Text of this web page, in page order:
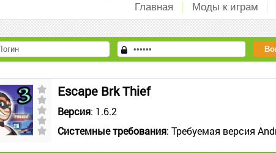
Главная Моды к играм
Escape Brk Thief
Версия: 1.6.2
Системные требования: Требуемая версия